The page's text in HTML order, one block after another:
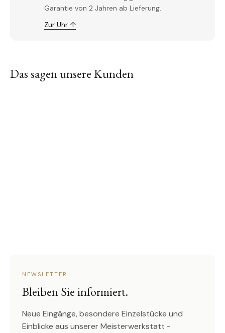
Garantie von 2 Jahren ab Lieferung.
Zur Uhr ↑
Das sagen unsere Kunden
NEWSLETTER
Bleiben Sie informiert.
Neue Eingänge, besondere Einzelstücke und
Einblicke aus unserer Meisterwerkstatt -